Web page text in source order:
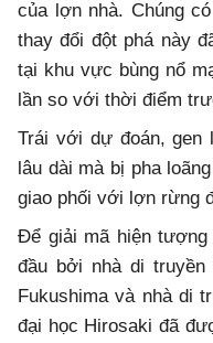
của lợn nhà. Chúng
thay đổi đột phá này
tại khu vực bùng nổ
lần so với thời điểm
Trái với dự đoán, gen
lâu dài mà bị pha
giao phối với lợn rừng
Để giải mã hiện tượng
đầu bởi nhà di truyền
Fukushima và nhà di
đại học Hirosaki đã